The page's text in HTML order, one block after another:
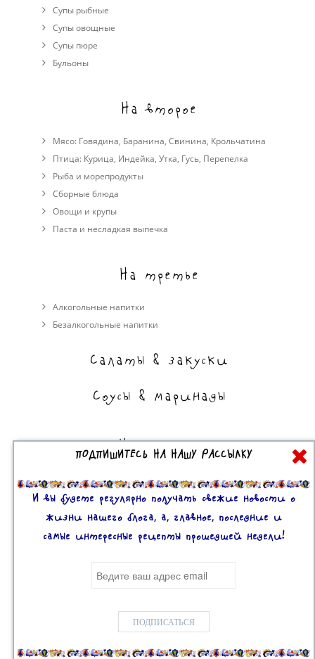
Супы рыбные
Супы овощные
Cупы пюре
Бульоны
На второе
Мясо: Говядина, Баранина, Свинина, Крольчатина
Птица: Курица, Индейка, Утка, Гусь, Перепелка
Рыба и морепродукты
Сборные блюда
Овощи и крупы
Паста и несладкая выпечка
На третье
Алкогольные напитки
Безалкогольные напитки
Салаты & закуски
Соусы & маринады
На сладкое
Торты, пирожные, выпечка
Десерты
Mobile version:Enabled
ПОДПИШИТЕСЬ НА НАШУ РАССЫЛКУ
И вы будете регулярно получать свежие новости о
жизни нашего блога, а, главное, последние и
самые интересные рецепты прошедшей недели!